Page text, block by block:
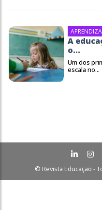
A
o...
Um dos
escala no...
© Revista Educação -